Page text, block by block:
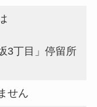
3丁目」停留所
せん